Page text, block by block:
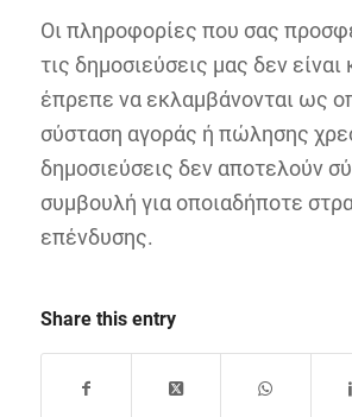
Οι πληροφορίες που σας
τις δημοσιεύσεις μας δεν είναι
έπρεπε να εκλαμβάνονται ως
σύσταση αγοράς ή πώλησης
δημοσιεύσεις δεν αποτελούν
συμβουλή για οποιαδήποτε
επένδυσης.
Share this entry